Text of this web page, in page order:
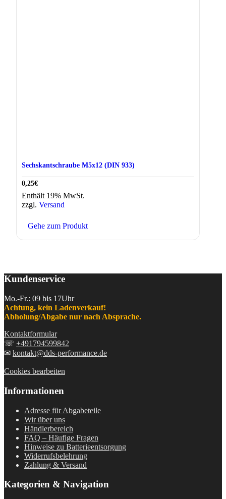
Sechskantschraube M5x12 (DIN 933)
0,25€
Enthält 19% MwSt.
zzgl. Versand
Gehe zum Produkt
Kundenservice
Mo.-Fr.: 09 bis 17Uhr
Achtung, kein Ladenverkauf!
Abholung/Abgabe nur nach Absprache.
Kontaktformular
☏ +491794599842
✉ kontakt@dds-performance.de
Cookies bearbeiten
Informationen
Adresse für Abgabeteile
Wir über uns
Händlerbereich
FAQ – Häufige Fragen
Hinweise zu Batterieentsorgung
Widerrufsbelehrung
Zahlung & Versand
Kategorien & Navigation